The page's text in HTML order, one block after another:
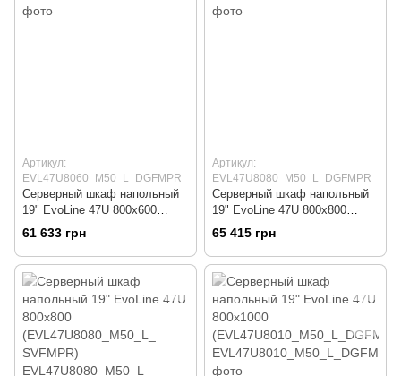
Артикул:
EVL47U8060_M50_L_DGFMPR
Серверный шкаф напольный
19" EvoLine 47U 800x600
(EVL47U8060_M50_L_DGFMP
61 633 грн
Артикул:
EVL47U8080_M50_L_DGFMPR
Серверный шкаф напольный
19" EvoLine 47U 800x800
(EVL47U8080_M50_L_DGFMP
65 415 грн